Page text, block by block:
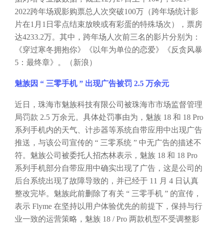
2022跨年场观影购票总人次突破100万（跨年场统计影
片在1月1日零点结束放映或有彩蛋的特殊场次），票房
达4233.2万。其中，跨年场人次前三名的影片分别为：
《穿过寒冬拥抱你》《以年为单位的恋爱》《反贪风暴
5：最终章》。（新浪）
魅族因 “ 三零手机 ” 出现广告被罚 2.5 万余元
近日，珠海市魅族科技有限公司被珠海市市场监督管理
局罚款 2.5 万余元。具体处罚事由为，魅族 18 和 18 Pro
系列手机内的天气、计步器等系统自带应用中出现广告
推送，与该公司宣传的 “ 三零系统 ” 中无广告的描述不
符。魅族公司被委托人招杰林表示，魅族 18 和 18 Pro
系列手机部分自带应用中确实出现了广告，这是公司的
后台系统出现了故障导致的，并已经于 11 月 4 日认真
整改完毕。魅族此前删除了有关 “ 三零手机 ” 的宣传，
表示 Flyme 在坚持以用户体验优先的前提下，保持与行
业一致的运营策略，魅族 18 / Pro 两款机型不受调整影